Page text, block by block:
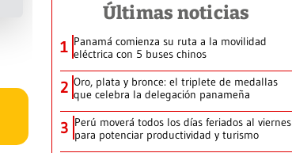
Últimas noticias
1 Panamá comienza su ruta a la movilidad
eléctrica con 5 buses chinos
2 Oro, plata y bronce: el triplete de medallas
que celebra la delegación panameña
3 Perú moverá todos los días feriados al viernes
para potenciar productividad y turismo